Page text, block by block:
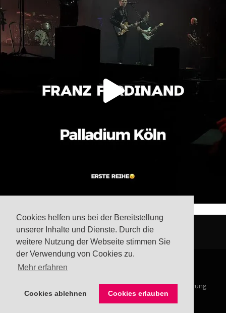
Cookies helfen uns bei der Bereitstellung
unserer Inhalte und Dienste. Durch die
weitere Nutzung der Webseite stimmen Sie
der Verwendung von Cookies zu.
Mehr erfahren
Cookies ablehnen Cookies erlauben
Impressum Datenschutzerklärung